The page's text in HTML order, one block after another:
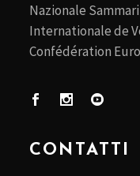
Nazionale
Internationale de
Confédération
CONTATTI